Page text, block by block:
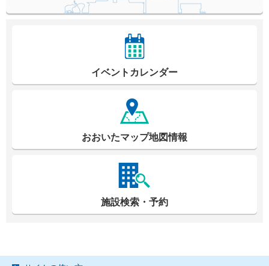
イベントカレンダー
おおいたマップ地図情報
施設検索・予約